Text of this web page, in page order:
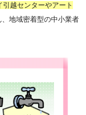
引越センターやアート
地域密着型の中小業者